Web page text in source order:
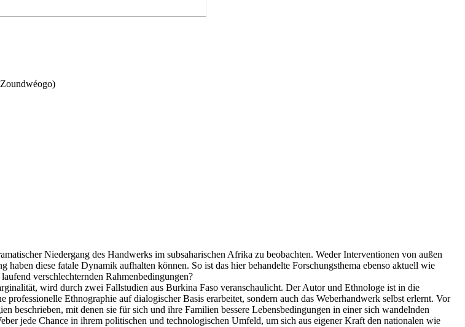
Niedergang des Handwerks im subsaharischen Afrika zu beobachten. Weder Interventionen von außen
diese fatale Dynamik aufhalten können. So ist das hier behandelte Forschungsthema ebenso aktuell wie
verschlechternden Rahmenbedingungen?
wird durch zwei Fallstudien aus Burkina Faso veranschaulicht. Der Autor und Ethnologe ist in die
Ethnographie auf dialogischer Basis erarbeitet, sondern auch das Weberhandwerk selbst erlernt. Vor
beschrieben, mit denen sie für sich und ihre Familien bessere Lebensbedingungen in einer sich wandelnden
jede Chance in ihrem politischen und technologischen Umfeld, um sich aus eigener Kraft den nationalen wie